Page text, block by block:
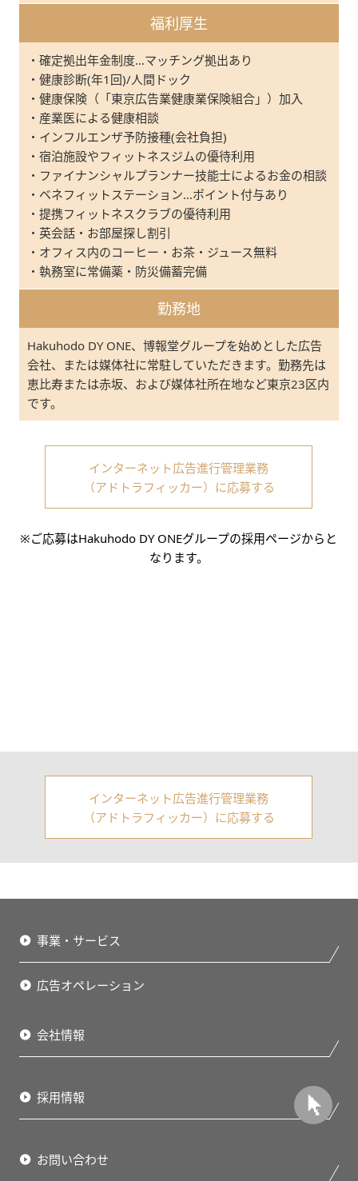
福利厚生
・確定拠出年金制度…マッチング拠出あり
・健康診断(年1回)/人間ドック
・健康保険（「東京広告業健康業保険組合」）加入
・産業医による健康相談
・インフルエンザ予防接種(会社負担)
・宿泊施設やフィットネスジムの優待利用
・ファイナンシャルプランナー技能士によるお金の相談
・ベネフィットステーション…ポイント付与あり
・提携フィットネスクラブの優待利用
・英会話・お部屋探し割引
・オフィス内のコーヒー・お茶・ジュース無料
・執務室に常備薬・防災備蓄完備
勤務地
Hakuhodo DY ONE、博報堂グループを始めとした広告
会社、または媒体社に常駐していただきます。勤務先は
恵比寿または赤坂、および媒体社所在地など東京23区内
です。
インターネット広告進行管理業務
（アドトラフィッカー）に応募する
※ご応募はHakuhodo DY ONEグループの採用ページからと
なります。
インターネット広告進行管理業務
（アドトラフィッカー）に応募する
事業・サービス
広告オペレーション
会社情報
採用情報
お問い合わせ